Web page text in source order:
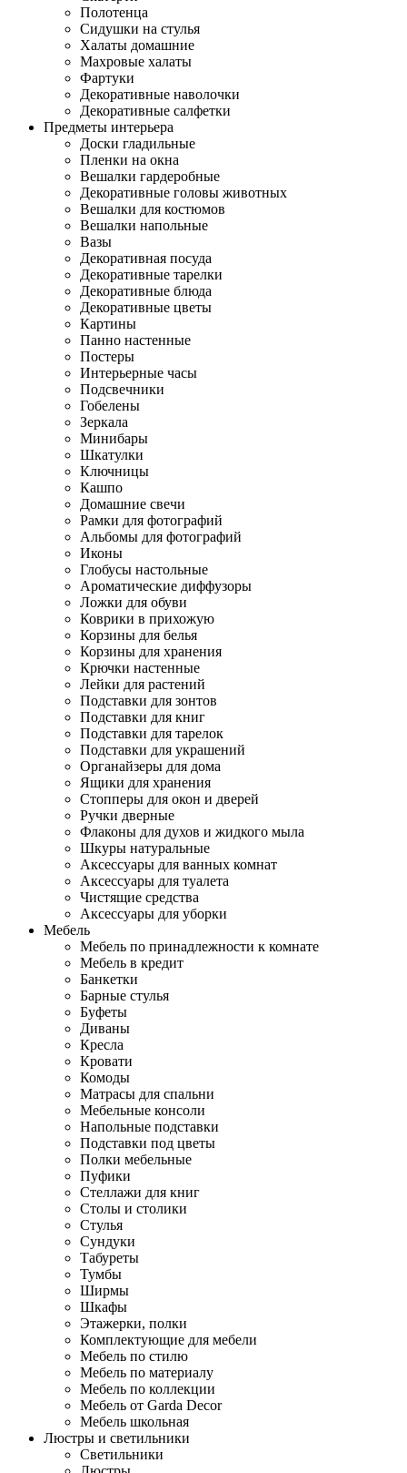
Полотенца
Сидушки на стулья
Халаты домашние
Махровые халаты
Фартуки
Декоративные наволочки
Декоративные салфетки
Предметы интерьера
Доски гладильные
Пленки на окна
Вешалки гардеробные
Декоративные головы животных
Вешалки для костюмов
Вешалки напольные
Вазы
Декоративная посуда
Декоративные тарелки
Декоративные блюда
Декоративные цветы
Картины
Панно настенные
Постеры
Интерьерные часы
Подсвечники
Гобелены
Зеркала
Минибары
Шкатулки
Ключницы
Кашпо
Домашние свечи
Рамки для фотографий
Альбомы для фотографий
Иконы
Глобусы настольные
Ароматические диффузоры
Ложки для обуви
Коврики в прихожую
Корзины для белья
Корзины для хранения
Крючки настенные
Лейки для растений
Подставки для зонтов
Подставки для книг
Подставки для тарелок
Подставки для украшений
Органайзеры для дома
Ящики для хранения
Стопперы для окон и дверей
Ручки дверные
Флаконы для духов и жидкого мыла
Шкуры натуральные
Аксессуары для ванных комнат
Аксессуары для туалета
Чистящие средства
Аксессуары для уборки
Мебель
Мебель по принадлежности к комнате
Мебель в кредит
Банкетки
Барные стулья
Буфеты
Диваны
Кресла
Кровати
Комоды
Матрасы для спальни
Мебельные консоли
Напольные подставки
Подставки под цветы
Полки мебельные
Пуфики
Стеллажи для книг
Столы и столики
Стулья
Сундуки
Табуреты
Тумбы
Ширмы
Шкафы
Этажерки, полки
Комплектующие для мебели
Мебель по стилю
Мебель по материалу
Мебель по коллекции
Мебель от Garda Decor
Мебель школьная
Люстры и светильники
Светильники